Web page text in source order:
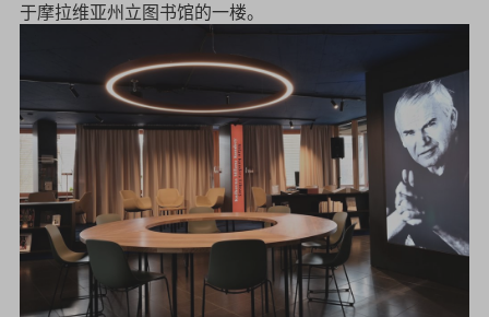
于摩拉维亚州立图书馆的一楼。